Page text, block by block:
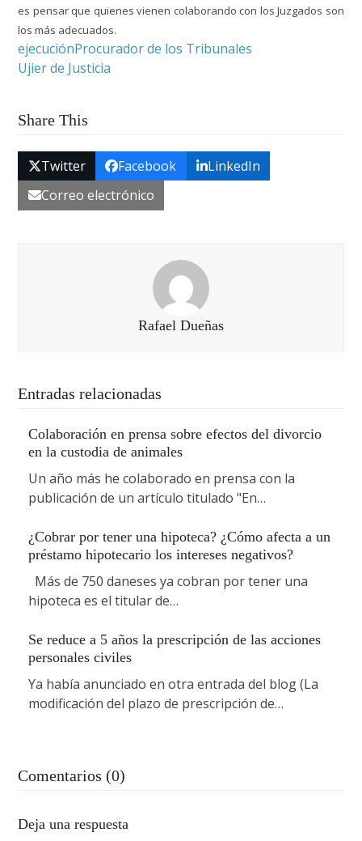
es pensar que quienes vienen colaborando con los Juzgados son
los más adecuados.
ejecuciónProcurador de los Tribunales
Ujier de Justicia
Share This
Twitter Facebook
LinkedIn
Correo electrónico
Rafael Dueñas
Entradas relacionadas
Colaboración en prensa sobre efectos del divorcio
en la custodia de animales
Un año más he colaborado en prensa con la
publicación de un artículo titulado "En…
¿Cobrar por tener una hipoteca? ¿Cómo afecta a un
préstamo hipotecario los intereses negativos?
Más de 750 daneses ya cobran por tener una
hipoteca es el titular de…
Se reduce a 5 años la prescripción de las acciones
personales civiles
Ya había anunciado en otra entrada del blog (La
modificación del plazo de prescripción de…
Comentarios (0)
Deja una respuesta